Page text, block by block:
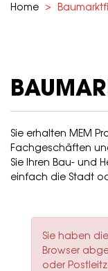
Home
Sie erhalten MEM
Fachgeschäften
Sie Ihren Bau- und
einfach die Stadt
S
t
a
Sie haben
Browser
oder